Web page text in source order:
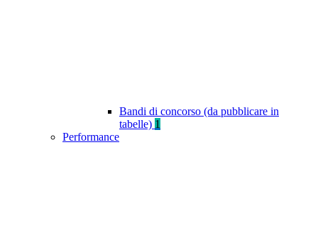
Bandi di concorso (da pubblicare in
tabelle) 1
Performance